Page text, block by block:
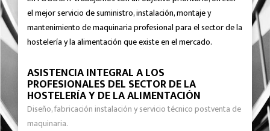
el mejor servicio de suministro, instalación, montaje y
mantenimiento de maquinaria profesional para el sector de la
hostelería y la alimentación que existe en el mercado.
ASISTENCIA INTEGRAL A LOS
PROFESIONALES DEL SECTOR DE LA
HOSTELERÍA Y DE LA ALIMENTACIÓN
Diseño, fabricación instalación y servicio técnico postventa de
maquinaria.